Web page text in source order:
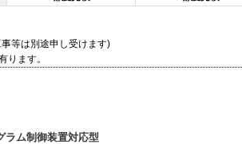
等は別途申し受けます)
ります。
ム制御装置対応型